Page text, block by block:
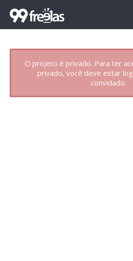
O projeto é privado. Para ter
privado, você deve estar
convidado.